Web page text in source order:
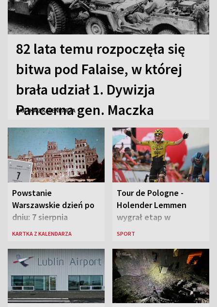
82 lata temu rozpoczęła się
bitwa pod Falaise, w której
brała udział 1. Dywizja
Pancerna gen. Maczka
KARTKA Z KALENDARZA
Powstanie
Warszawskie dzień po
dniu: 7 sierpnia
KARTKA Z KALENDARZA
Tour de Pologne -
Holender Lemmen
wygrał etap w
Karpaczu i został
SPORT